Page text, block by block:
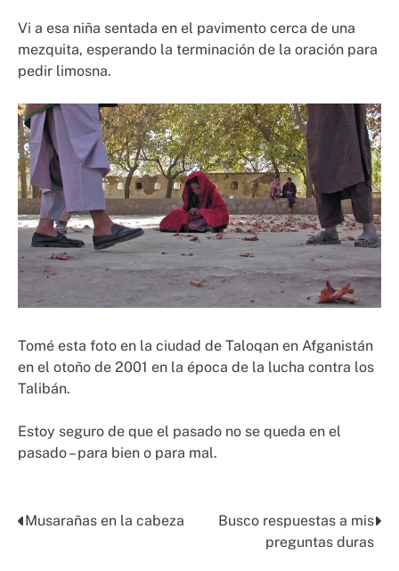
Vi a esa niña sentada en el pavimento cerca de una
mezquita, esperando la terminación de la oración para
pedir limosna.
Tomé esta foto en la ciudad de Taloqan en Afganistán
en el otoño de 2001 en la época de la lucha contra los
Talibán.
Estoy seguro de que el pasado no se queda en el
pasado – para bien o para mal.
Post
Musarañas en la cabeza
Busco respuestas a mis
preguntas duras